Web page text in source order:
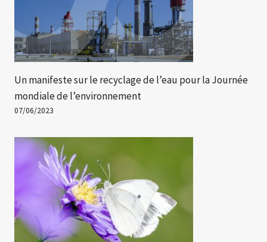
Un manifeste sur le recyclage de l’eau pour la Journée
mondiale de l’environnement
07/06/2023